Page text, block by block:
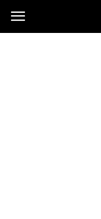
Cowtoruniu.pl